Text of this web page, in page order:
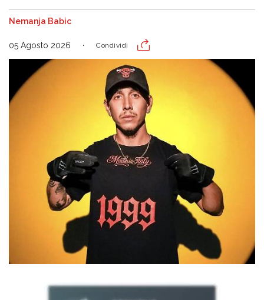
Nemanja Babic
05 Agosto 2026 Condividi